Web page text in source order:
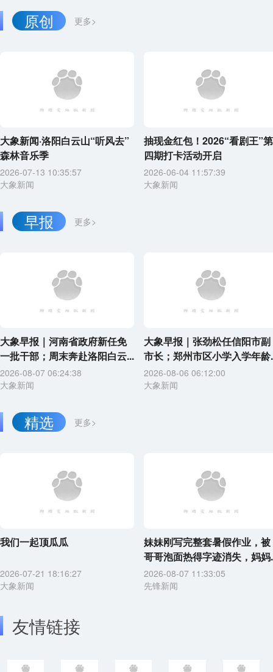
更多>
原创
大象新闻·洛阳白云山“听风去”
森林音乐季
2026-07-13 10:35:57
大象新闻
抽现金红包！2026“看剧王”第
四期打卡活动开启
2026-06-04 11:57:39
大象新闻
更多>
早报
大象早报｜河南省政府新任免
一批干部；周末奔赴洛阳白云...
2026-08-07 06:24:38
大象新闻
大象早报｜张劲松任信阳市副
市长；郑州市区小学入学年龄
2026-08-06 06:12:00
大象新闻
更多>
精选
我们一起顶瓜瓜
2026-07-21 18:16:27
大象新闻
妹妹刚写完整套暑假作业，被
哥哥泡面热得字迹消失，妈妈
2026-08-07 11:33:05
先锋新闻
友情链接